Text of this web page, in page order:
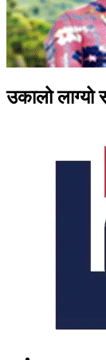
उकालो